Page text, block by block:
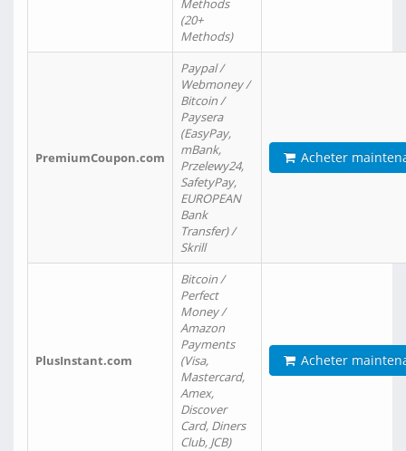
Methods
(20+
Methods)
PremiumCoupon.com
Paypal /
Webmoney /
Bitcoin /
Paysera
(EasyPay,
mBank,
Przelewy24,
SafetyPay,
EUROPEAN
Bank
Transfer) /
Skrill
Acheter
PlusInstant.com
Bitcoin /
Perfect
Money /
Amazon
Payments
(Visa,
Mastercard,
Amex,
Discover
Card, Diners
Club, JCB)
Acheter